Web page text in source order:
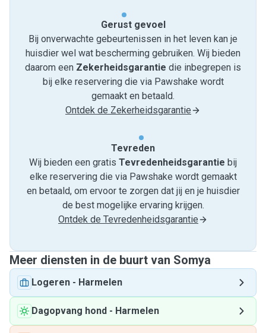
Gerust gevoel
Bij onverwachte gebeurtenissen in het leven kan je
huisdier wel wat bescherming gebruiken. Wij bieden
daarom een Zekerheidsgarantie die inbegrepen is
bij elke reservering die via Pawshake wordt
gemaakt en betaald.
Ontdek de Zekerheidsgarantie
Tevreden
Wij bieden een gratis Tevredenheids­garantie bij
elke reservering die via Pawshake wordt gemaakt
en betaald, om ervoor te zorgen dat jij en je huisdier
de best mogelijke ervaring krijgen.
Ontdek de Tevredenheidsgarantie
Meer diensten in de buurt van Somya
Logeren - Harmelen
Dagopvang hond - Harmelen